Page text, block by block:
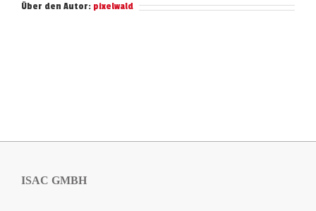
Über den Autor: pixelwald
ISAC GMBH